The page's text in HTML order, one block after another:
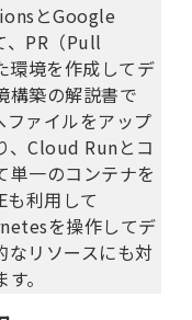
とGoogle
、PR（Pull
環境を作成してデ
構築の解説書で
ァイルをアップ
、Cloud Runとコ
単一のコンテナを
も利用して
を操作してデ
なリソースにも対
。